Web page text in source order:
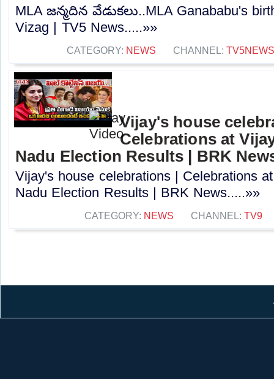
MLA జన్మదిన వేడుకలు..MLA Ganababu's
Vizag | TV5 News.....»»
CATEGORY: NEWS CHANNEL: TV5NEWS
Vijay's house
Celebrations at
Nadu Election Results | BRK
Vijay's house celebrations | Celebrations
Nadu Election Results | BRK News.....»»
CATEGORY: NEWS CHANNEL: TV9